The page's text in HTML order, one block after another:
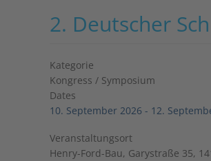
2. Deutscher
Kategorie
Kongress / Symposium
Dates
10. September 2026 - 12.
Veranstaltungsort
Henry-Ford-Bau, Garystraße 35,